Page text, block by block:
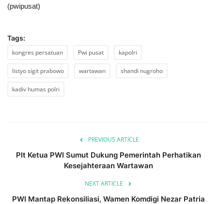
(pwipusat)
Tags:
kongres persatuan
Pwi pusat kapolri
listyo sigit prabowo wartawan shandi nugroho
kadiv humas polri
PREVIOUS ARTICLE
Plt Ketua PWI Sumut Dukung Pemerintah Perhatikan
Kesejahteraan Wartawan
NEXT ARTICLE
PWI Mantap Rekonsiliasi, Wamen Komdigi Nezar Patria